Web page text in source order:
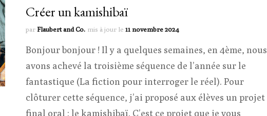
Créer un kamishibaï
parFlaubert and Co. mis à jour le 11 novembre 2024
Bonjour bonjour ! Il y a quelques semaines, en 4ème, nous
avons achevé la troisième séquence de l’année sur le
fantastique (La fiction pour interroger le réel). Pour
clôturer cette séquence, j’ai proposé aux élèves un projet
final oral : le kamishibaï. C’est ce projet que je vous